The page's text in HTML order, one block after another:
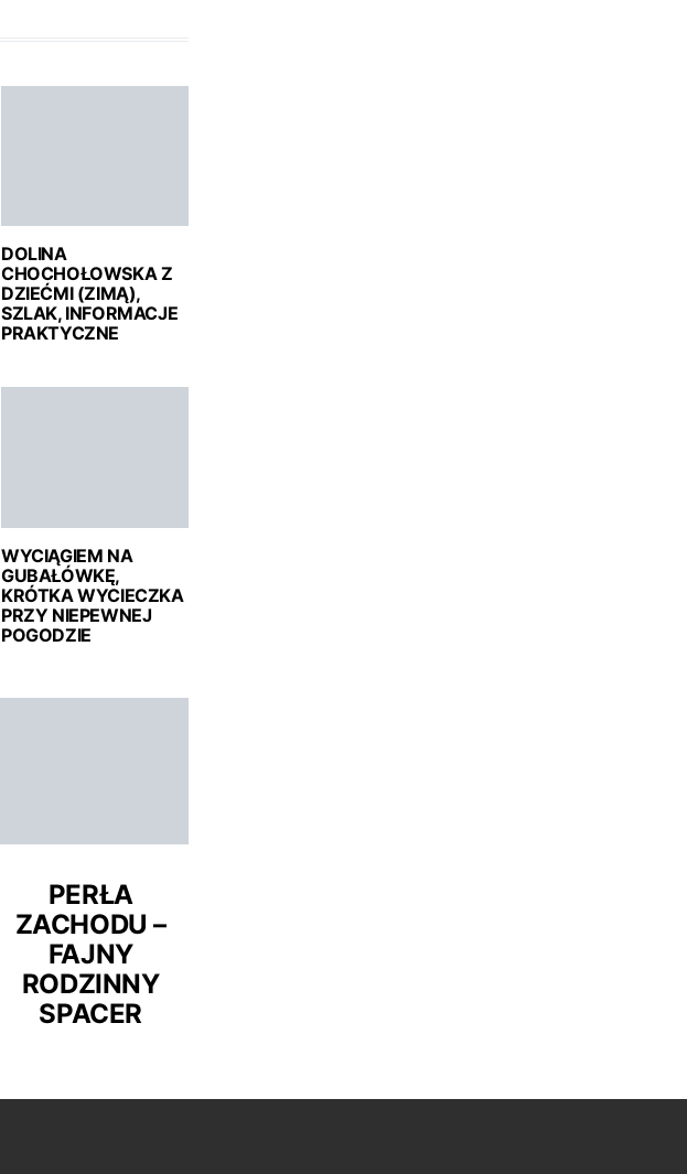
DOLINA
CHOCHOŁOWSKA Z
DZIEĆMI (ZIMĄ),
SZLAK, INFORMACJE
PRAKTYCZNE
WYCIĄGIEM NA
GUBAŁÓWKĘ,
KRÓTKA WYCIECZKA
PRZY NIEPEWNEJ
POGODZIE
PERŁA
ZACHODU –
FAJNY
RODZINNY
SPACER